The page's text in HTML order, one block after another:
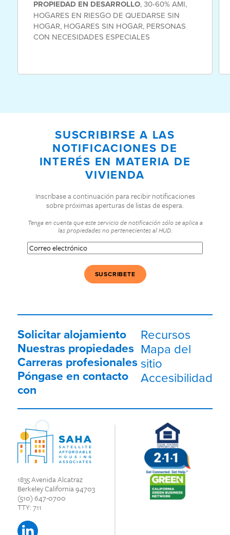
PROPIEDAD EN DESARROLLO,30-60% AMI,
HOGARES EN RIESGO DE QUEDARSE SIN
HOGAR, HOGARES SIN HOGAR, PERSONAS
CON NECESIDADES ESPECIALES
1835 Avenida Alcatraz
Berkeley California 94703
(510) 647-0700
TTY: 711
SUSCRIBIRSE A LAS
NOTIFICACIONES DE
INTERÉS EN MATERIA DE
VIVIENDA
Inscríbase a continuación para recibir notificaciones
sobre próximas aperturas de listas de espera.
Tenga en cuenta que este servicio de notificación sólo se aplica a
las propiedades no pertenecientes al HUD.
Correo
electrónico(Obligatorio)
Solicitar alojamiento
Nuestras propiedades
Carreras profesionales
Póngase en contacto
con
Recursos
Mapa del
sitio
Accesibilidad